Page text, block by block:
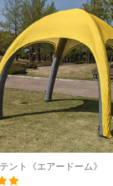
ント《エアードーム》